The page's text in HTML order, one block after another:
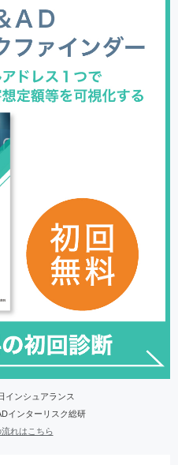
インシュアランス
ンターリスク総研
れはこちら